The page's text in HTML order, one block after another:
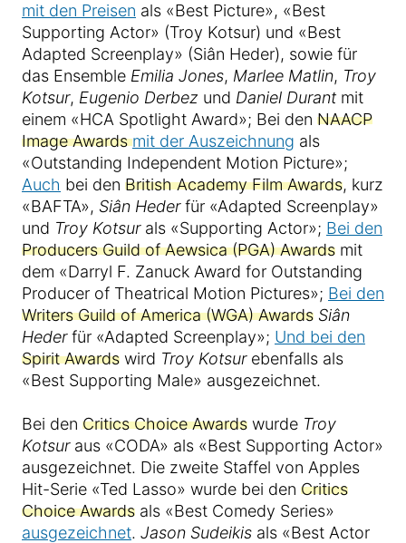
mit den Preisen als «Best Picture», «Best
Supporting Actor» (Troy Kotsur) und «Best
Adapted Screenplay» (Siân Heder), sowie für
das Ensemble Emilia Jones, Marlee Matlin, Troy
Kotsur, Eugenio Derbez und Daniel Durant mit
einem «HCA Spotlight Award»; Bei den NAACP
Image Awardsmit der Auszeichnung als
«Outstanding Independent Motion Picture»;
Auch bei den British Academy Film Awards, kurz
«BAFTA», Siân Hederfür «Adapted Screenplay»
und Troy Kotsurals «Supporting Actor»; Bei den
Producers Guild of Aewsica (PGA) Awards mit
dem «Darryl F. Zanuck Award for Outstanding
Producer of Theatrical Motion Pictures»; Bei den
Writers Guild of America (WGA) Awards Siân
Hederfür «Adapted Screenplay»; Und bei den
Spirit Awards wird Troy Kotsurebenfalls als
«Best Supporting Male» ausgezeichnet.
Bei den Critics Choice Awards wurde Troy
Kotsuraus «CODA» als «Best Supporting Actor»
ausgezeichnet. Die zweite Staffel von Apples
Hit-Serie «Ted Lasso» wurde bei den Critics
Choice Awards als «Best Comedy Series»
ausgezeichnet. Jason Sudeikis als «Best Actor